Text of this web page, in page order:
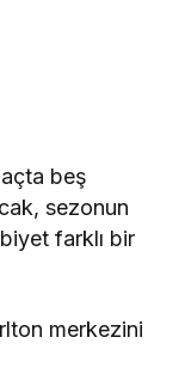
beş
sezonun
farklı bir
merkezini